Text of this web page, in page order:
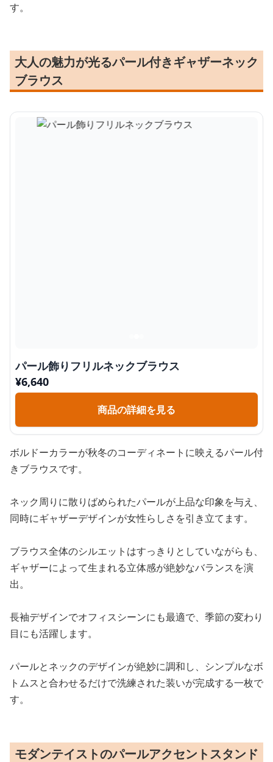
す。
大人の魅力が光るパール付きギャザーネック
ブラウス
パール飾りフリルネックブラウス
¥6,640
商品の詳細を見る
ボルドーカラーが秋冬のコーディネートに映えるパール付
きブラウスです。
ネック周りに散りばめられたパールが上品な印象を与え、
同時にギャザーデザインが女性らしさを引き立てます。
ブラウス全体のシルエットはすっきりとしていながらも、
ギャザーによって生まれる立体感が絶妙なバランスを演
出。
長袖デザインでオフィスシーンにも最適で、季節の変わり
目にも活躍します。
パールとネックのデザインが絶妙に調和し、シンプルなボ
トムスと合わせるだけで洗練された装いが完成する一枚で
す。
モダンテイストのパールアクセントスタンド